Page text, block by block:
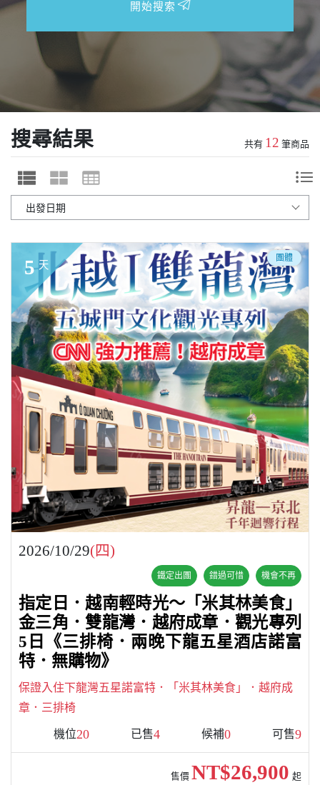
開始搜索
搜尋結果 共有 12 筆商品
5 天
團體
2026/10/29(四)
鐵定出團 錯過可惜 機會不再
指定日．越南輕時光～「米其林美食」
金三角．雙龍灣．越府成章．觀光專列
5日《三排椅．兩晚下龍五星酒店諾富
特．無購物》
保證入住下龍灣五星諾富特．「米其林美食」．越府成
章．三排椅
機位20 已售4 候補0 可售9
售價 NT$26,900 起